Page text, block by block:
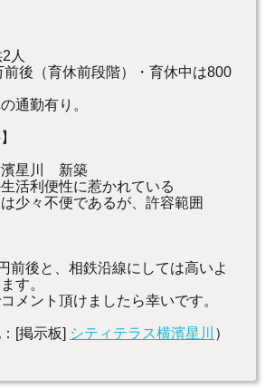
人
後（育休前段階）・育休中は800
通勤有り。
濱星川 新築
活利便性に惹かれている
少々不便であるが、許容範囲
前後と、相鉄沿線にしては高いよ
す。
メント頂けましたら幸いです。
[掲示板] シティテラス横濱星川 ）